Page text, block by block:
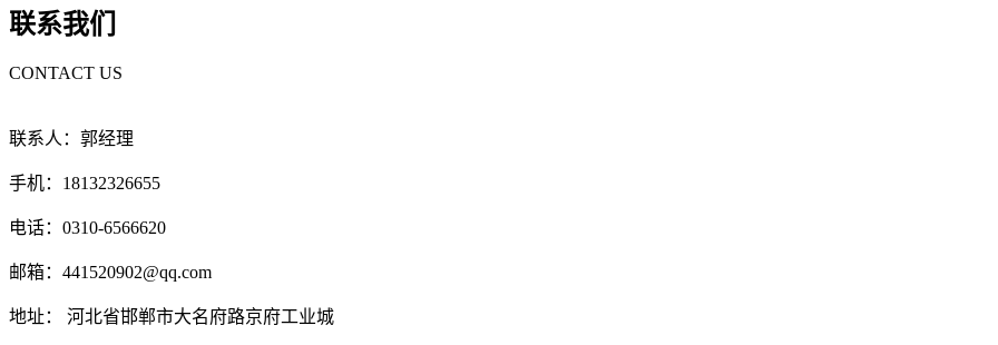
联系我们
CONTACT US
联系人：郭经理
手机：18132326655
电话：0310-6566620
邮箱：441520902@qq.com
地址： 河北省邯郸市大名府路京府工业城